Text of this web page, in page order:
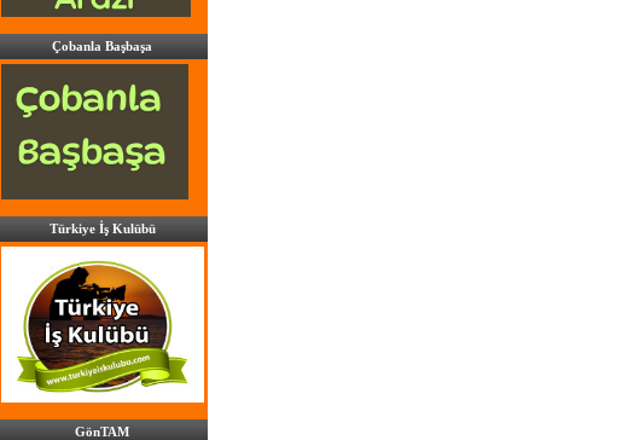
Çobanla Başbaşa
Türkiye İş Kulübü
GönTAM